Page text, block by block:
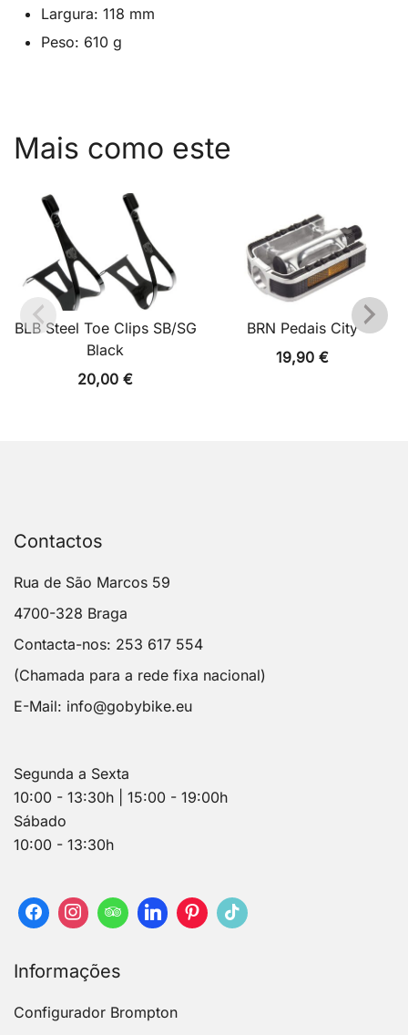
Largura: 118 mm
Peso: 610 g
Mais como este
BLB Steel Toe Clips SB/SG
Black
20,00€
BRN Pedais City
19,90€
Contactos
Rua de São Marcos 59
4700-328 Braga
Contacta-nos: 253 617 554
(Chamada para a rede fixa nacional)
E-Mail: info@gobybike.eu
Segunda a Sexta
10:00 - 13:30h | 15:00 - 19:00h
Sábado
10:00 - 13:30h
Informações
Configurador Brompton